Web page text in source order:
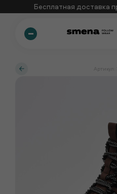
Бесплатная доставка
Артикул: